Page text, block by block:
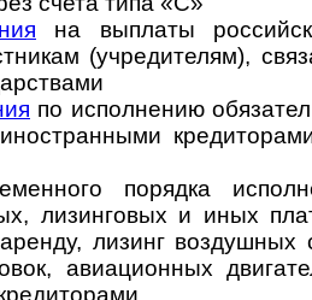
на выплаты
(учре­ди­телям),
по исполнению
порядка
лизинговых и иных
лизинг воз­душ­ных
ави­а­ци­он­ных